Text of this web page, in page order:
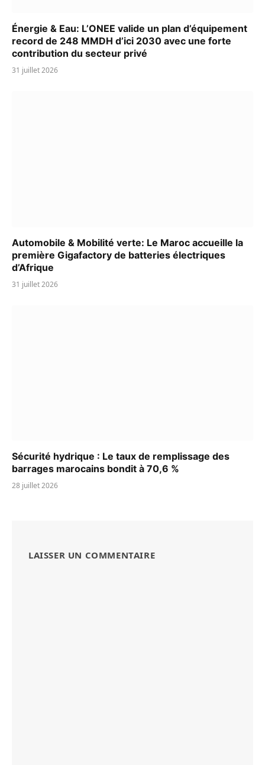
Énergie & Eau: L’ONEE valide un plan d’équipement
record de 248 MMDH d’ici 2030 avec une forte
contribution du secteur privé
31 juillet 2026
Automobile & Mobilité verte: Le Maroc accueille la
première Gigafactory de batteries électriques
d’Afrique
31 juillet 2026
Sécurité hydrique : Le taux de remplissage des
barrages marocains bondit à 70,6 %
28 juillet 2026
LAISSER UN COMMENTAIRE